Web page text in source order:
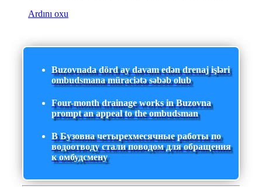
Ardını oxu
Buzovnada dörd ay davam edən drenaj işləri
ombudsmana müraciətə səbəb olub
Four-month drainage works in Buzovna
prompt an appeal to the ombudsman
В Бузовна четырехмесячные работы по
водоотводу стали поводом для обращения
к омбудсмену